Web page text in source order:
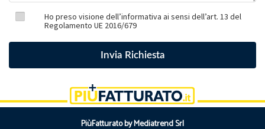
Ho preso visione dell’informativa ai sensi dell’art. 13 del
Regolamento UE 2016/679
PiùFatturato by Mediatrend Srl